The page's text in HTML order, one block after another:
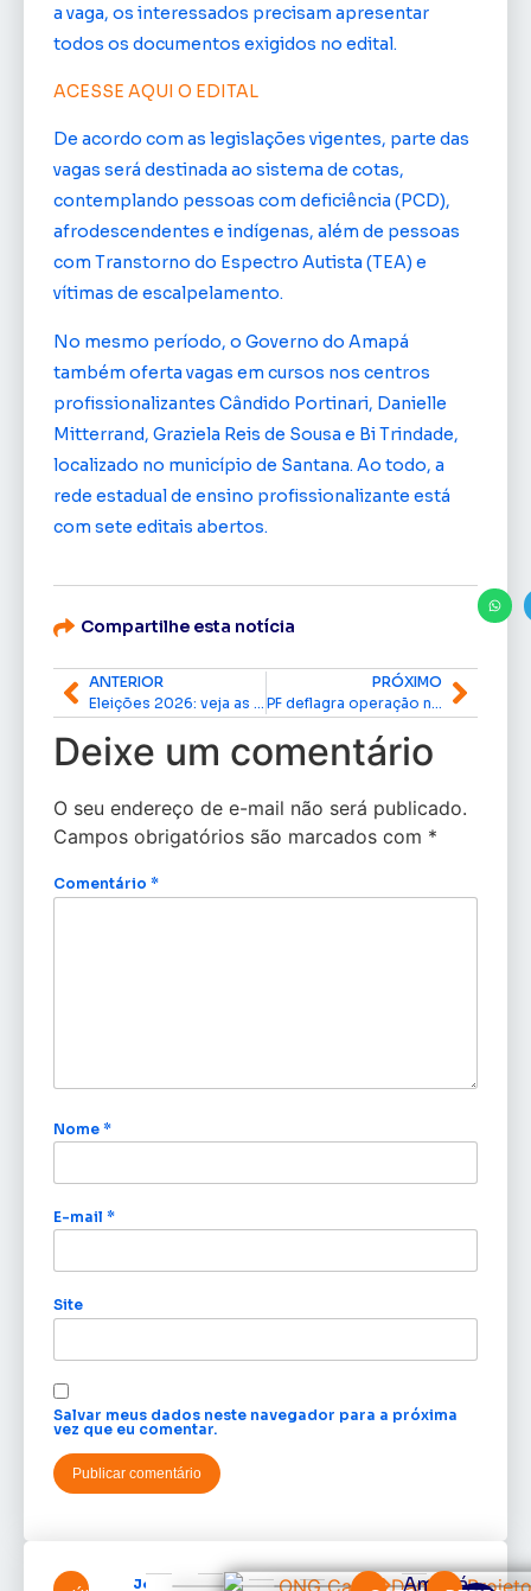
a vaga, os interessados precisam apresentar
todos os documentos exigidos no edital.
ACESSE AQUI O EDITAL
De acordo com as legislações vigentes, parte das
vagas será destinada ao sistema de cotas,
contemplando pessoas com deficiência (PCD),
afrodescendentes e indígenas, além de pessoas
com Transtorno do Espectro Autista (TEA) e
vítimas de escalpelamento.
No mesmo período, o Governo do Amapá
também oferta vagas em cursos nos centros
profissionalizantes Cândido Portinari, Danielle
Mitterrand, Graziela Reis de Sousa e Bi Trindade,
localizado no município de Santana. Ao todo, a
rede estadual de ensino profissionalizante está
com sete editais abertos.
Compartilhe esta notícia
ANTERIOR
Eleições 2026: veja as principais datas e regras do calendário eleitoral
PRÓXIMO
PF deflagra operação nacional contra abuso sexual infantojuvenil na internet com ação no Amapá
Deixe um comentário
O seu endereço de e-mail não será publicado.
Campos obrigatórios são marcados com *
Comentário *
Nome *
E-mail *
Site
Salvar meus dados neste navegador para a próxima
vez que eu comentar.
Jornalista
Amapá